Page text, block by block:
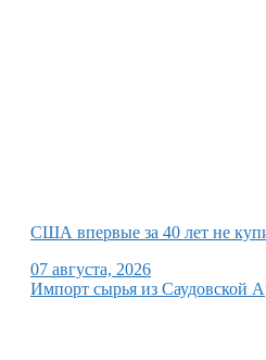
США впервые за 40 лет не
07 августа, 2026
Импорт сырья из Саудовской